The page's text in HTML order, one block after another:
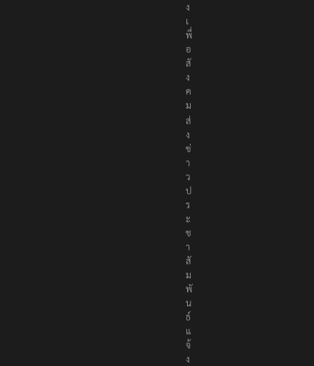
ง
เ
พื่
อ
สั
ง
ค
ม
ส่
ง
ข่
า
ว
ป
ร
ะ
ช
า
สั
ม
พั
น
ธ์
แ
จ้
ง